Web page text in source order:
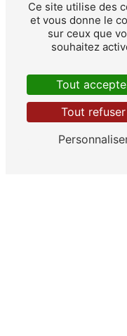
En cochant
conditions
** Les données personnelles
dans un fichier informatisé. Elles
de répondre à votre message. Les
Ce site utilise des
et vous donne le
sur ceux que
souhaitez
Tout
Tout refuser